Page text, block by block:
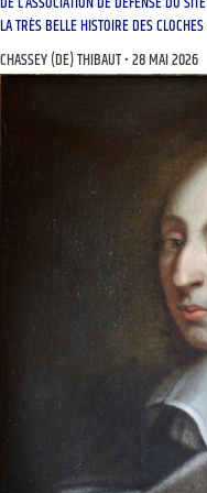
LA TRÈS BELLE HISTOIRE DES
CHASSEY (DE) THIBAUT 28 MAI 2026